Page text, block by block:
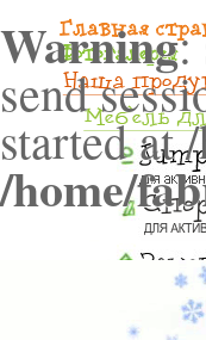
Warning:
send
started at
/home/